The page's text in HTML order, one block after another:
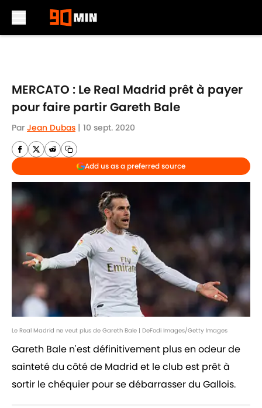
MERCATO : Le Real Madrid prêt à payer
pour faire partir Gareth Bale
Par Jean Dubas | 10 sept. 2020
Add us as a preferred source
Le Real Madrid ne veut plus de Gareth Bale | DeFodi Images/Getty Images
Gareth Bale n'est définitivement plus en odeur de
sainteté du côté de Madrid et le club est prêt à
sortir le chéquier pour se débarrasser du Gallois.